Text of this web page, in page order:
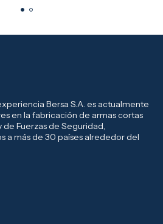
Bersa S.A. es actualmente
en la fabricación de armas cortas
de Fuerzas de Seguridad,
a más de 30 países alrededor del